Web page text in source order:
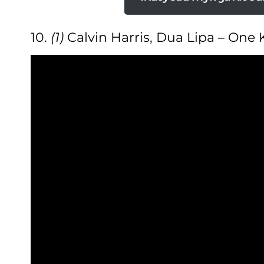
10. (1) Calvin Harris, Dua Lipa – One